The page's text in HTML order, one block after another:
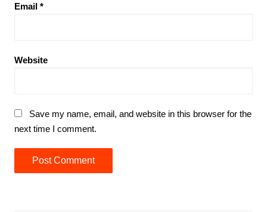
Email *
Website
Save my name, email, and website in this browser for the
next time I comment.